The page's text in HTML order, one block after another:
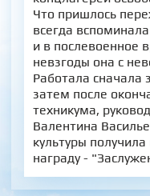
Что пришлось
всегда
и в послевоенное
невзгоды она с
Работала сначала
затем после
техникума,
Валентина
культуры
награду -